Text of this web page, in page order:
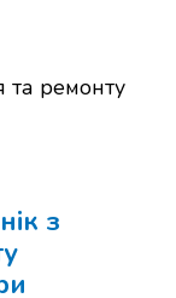
та ремонту
з